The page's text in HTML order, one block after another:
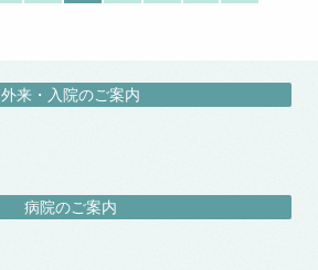
外来・入院のご案内
病院のご案内